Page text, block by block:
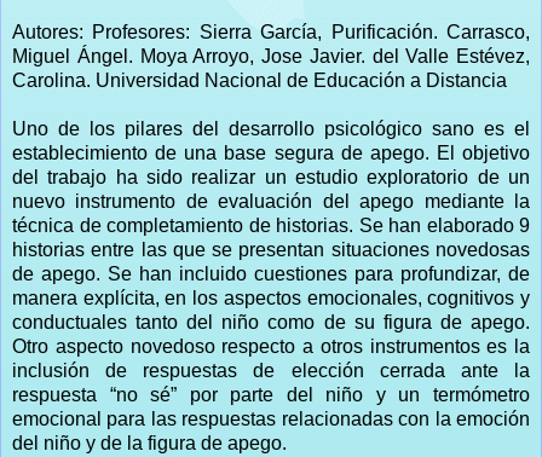
Autores: Profesores: Sierra García, Purificación. Carrasco,
Miguel Ángel. Moya Arroyo, Jose Javier. del Valle Estévez,
Carolina. Universidad Nacional de Educación a Distancia
Uno de los pilares del desarrollo psicológico sano es el
establecimiento de una base segura de apego. El objetivo
del trabajo ha sido realizar un estudio exploratorio de un
nuevo instrumento de evaluación del apego mediante la
técnica de completamiento de historias. Se han elaborado 9
historias entre las que se presentan situaciones novedosas
de apego. Se han incluido cuestiones para profundizar, de
manera explícita, en los aspectos emocionales, cognitivos y
conductuales tanto del niño como de su figura de apego.
Otro aspecto novedoso respecto a otros instrumentos es la
inclusión de respuestas de elección cerrada ante la
respuesta “no sé” por parte del niño y un termómetro
emocional para las respuestas relacionadas con la emoción
del niño y de la figura de apego.